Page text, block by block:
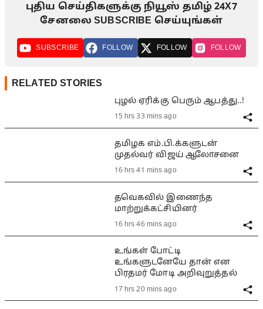
புதிய செய்திகளுக்கு நியூஸ் தமிழ் 24X7
சேனலை SUBSCRIBE செய்யுங்கள்
SUBSCRIBE FOLLOW FOLLOW FOLLOW
RELATED STORIES
புழல் ஏரிக்கு பெரும் ஆபத்து..!
15 hrs 33 mins ago
தமிழக எம்.பி.க்களுடன்
முதல்வர் விஜய் ஆலோசனை
16 hrs 41 mins ago
தவெகவில் இணைந்த
மாற்றுக்கட்சியினர்
16 hrs 46 mins ago
உங்கள் போட்டி
உங்களுடனேயே தான் என
பிரதமர் மோடி அறிவுறுத்தல்
17 hrs 20 mins ago